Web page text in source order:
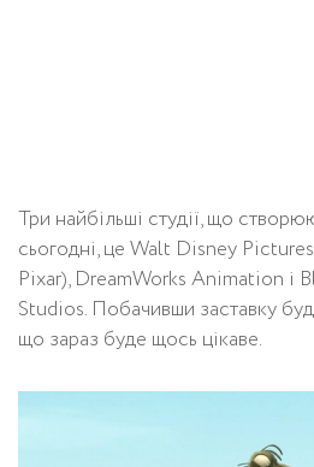
Три найбільші студії, що
сьогодні, це Walt Disney
Pixar), DreamWorks Animation і
Studios. Побачивши заставку
що зараз буде щось цікаве.